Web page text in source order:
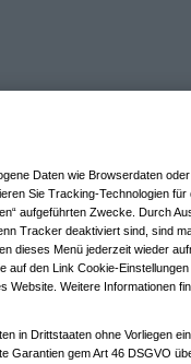
Daten wie Browserdaten
Sie Tracking-Technologien für
aufgeführten Zwecke. Durch
Tracker deaktiviert sind, sind
dieses Menü jederzeit wieder
auf den Link Cookie-
Website. Weitere Informationen
in Drittstaaten ohne Vorliegen
Garantien gem Art 46 DSGVO